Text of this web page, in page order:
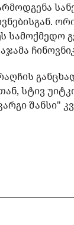
სამოქმედო
სტივ
შანსი"